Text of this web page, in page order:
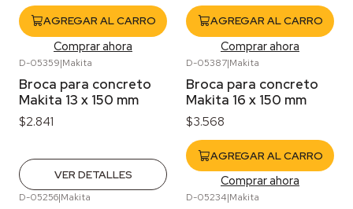
AGREGAR AL CARRO
Comprar ahora
AGREGAR AL CARRO
Comprar ahora
D-05359|Makita
Broca para concreto
Makita 13 x 150 mm
$2.841
VER DETALLES
D-05387|Makita
Broca para concreto
Makita 16 x 150 mm
$3.568
AGREGAR AL CARRO
Comprar ahora
D-05256|Makita D-05234|Makita